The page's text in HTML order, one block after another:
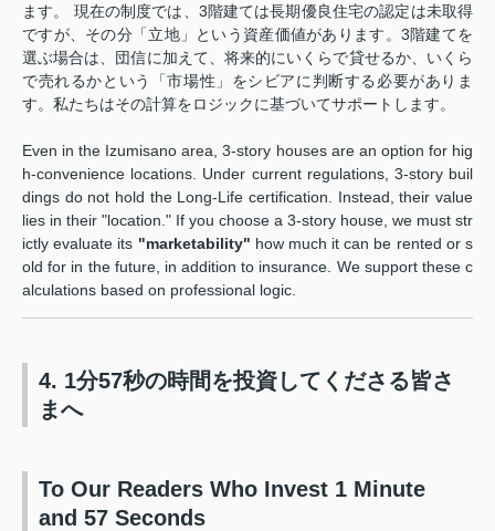
ます。 現在の制度では、3階建ては長期優良住宅の認定は未取得
ですが、その分「立地」という資産価値があります。3階建てを
選ぶ場合は、団信に加えて、将来的にいくらで貸せるか、いくら
で売れるかという「市場性」をシビアに判断する必要がありま
す。私たちはその計算をロジックに基づいてサポートします。
Even in the Izumisano area, 3-story houses are an option for hig
h-convenience locations. Under current regulations, 3-story buil
dings do not hold the Long-Life certification. Instead, their value
lies in their "location." If you choose a 3-story house, we must str
ictly evaluate its "marketability" how much it can be rented or s
old for in the future, in addition to insurance. We support these c
alculations based on professional logic.
4. 1分57秒の時間を投資してくださる皆さ
まへ
To Our Readers Who Invest 1 Minute
and 57 Seconds